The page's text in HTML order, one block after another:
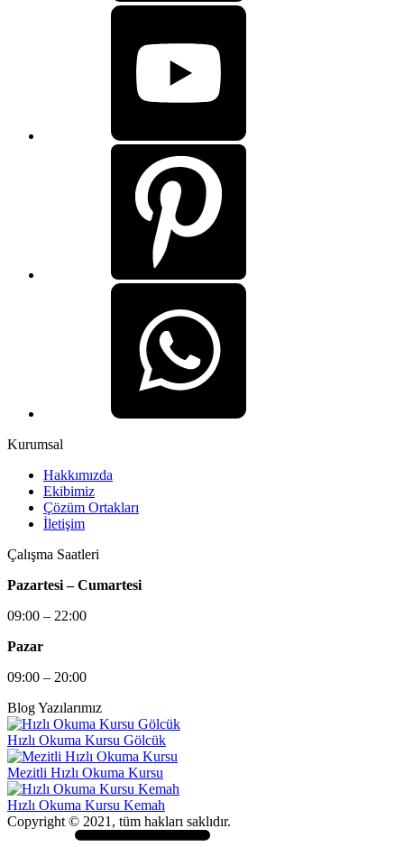
Kurumsal
Hakkımızda
Ekibimiz
Çözüm Ortakları
İletişim
Çalışma Saatleri
Pazartesi – Cumartesi
09:00 – 22:00
Pazar
09:00 – 20:00
Blog Yazılarımız
Hızlı Okuma Kursu Gölcük
Mezitli Hızlı Okuma Kursu
Hızlı Okuma Kursu Kemah
Copyright © 2021, tüm hakları saklıdır.